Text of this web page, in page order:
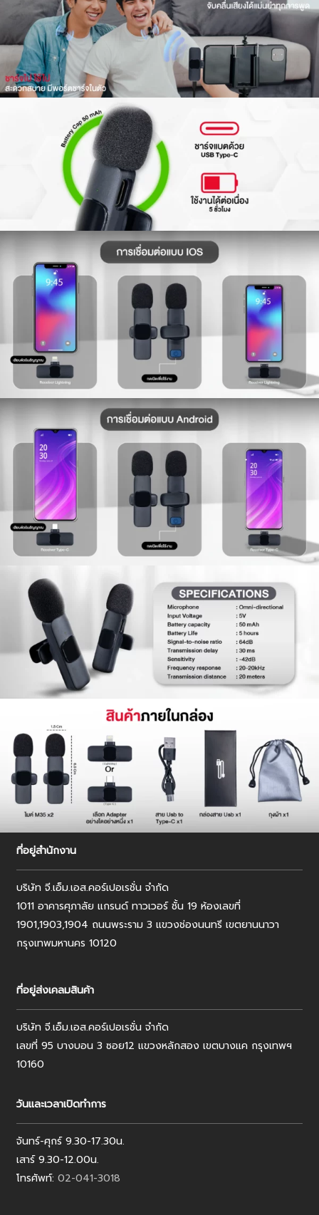
ที่อยู่สำนักงาน
บริษัท จี.เอ็ม.เอส.คอร์เปอเรชั่น จำกัด
1011 อาคารศุภาลัย แกรนด์ ทาวเวอร์ ชั้น 19 ห้องเลขที่
1901,1903,1904 ถนนพระราม 3 แขวงช่องนนทรี เขตยานนาวา
กรุงเทพมหานคร 10120
ที่อยู่ส่งเคลมสินค้า
บริษัท จี.เอ็ม.เอส.คอร์เปอเรชั่น จำกัด
เลขที่ 95 บางบอน 3 ซอย12 แขวงหลักสอง เขตบางแค กรุงเทพฯ
10160
วันและเวลาเปิดทำการ
จันทร์-ศุกร์ 9.30-17.30น.
เสาร์ 9.30-12.00น.
โทรศัพท์: 02-041-3018